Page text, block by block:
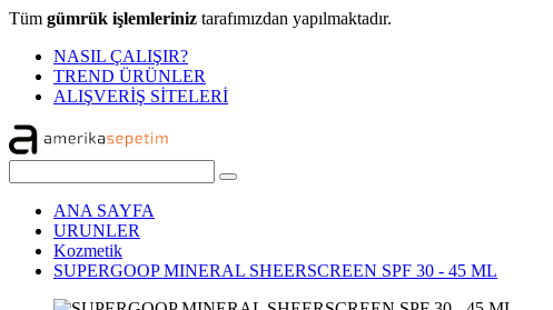
Tüm gümrük işlemleriniz tarafımızdan yapılmaktadır.
NASIL ÇALIŞIR?
TREND ÜRÜNLER
ALIŞVERİŞ SİTELERİ
ANA SAYFA
URUNLER
Kozmetik
SUPERGOOP MINERAL SHEERSCREEN SPF 30 - 45 ML